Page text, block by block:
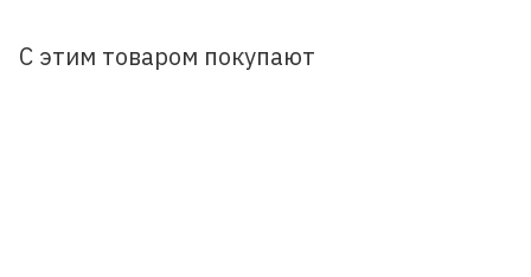
С этим товаром покупают